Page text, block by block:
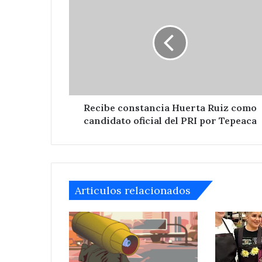
PRI
Tepeaca
Recibe constancia Huerta Ruiz como
candidato oficial del PRI por Tepeaca
Articulos relacionados
de
San
Salvador